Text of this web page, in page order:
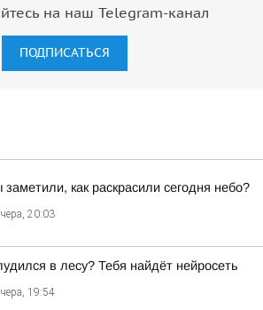
на наш Telegram-канал
ПОДПИСАТЬСЯ
как раскрасили сегодня небо?
20:03
в лесу? Тебя найдёт нейросеть
19:54